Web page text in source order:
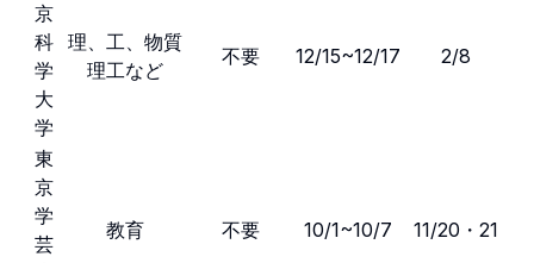
京
科
学
大
学
理、工、物質
理工など
不要 12/15~12/17 2/8
東
京
学
芸
教育 不要 10/1~10/7 11/20・21